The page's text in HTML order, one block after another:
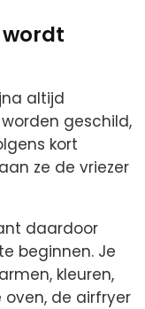
altijd
geschild,
kort
ze de vriezer
daardoor
beginnen. Je
kleuren,
oven, de airfryer